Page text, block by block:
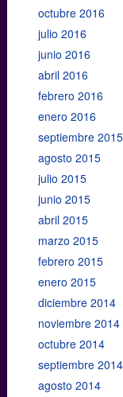
octubre 2016
julio 2016
junio 2016
abril 2016
febrero 2016
enero 2016
septiembre 2015
agosto 2015
julio 2015
junio 2015
abril 2015
marzo 2015
febrero 2015
enero 2015
diciembre 2014
noviembre 2014
octubre 2014
septiembre 2014
agosto 2014